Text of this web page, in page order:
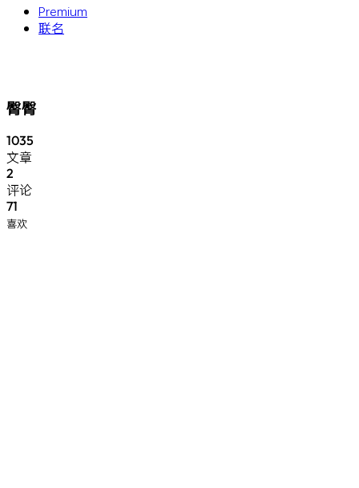
Premium
联名
臀臀
1035
文章
2
评论
71
喜欢